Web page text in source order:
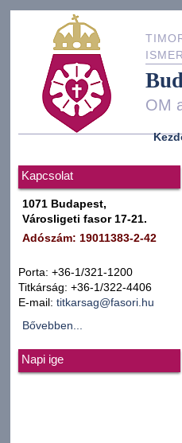
OM
Kapcsolat
1071 Budapest,
Városligeti fasor 17-21.
Adószám: 19011383-2-42
Porta: +36-1/321-1200
Titkárság: +36-1/322-4406
E-mail: titkarsag@fasori.hu
Bővebben...
Napi ige